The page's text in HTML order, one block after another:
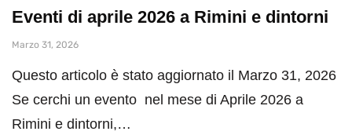
Eventi di aprile 2026 a Rimini e dintorni
Marzo 31, 2026
Questo articolo è stato aggiornato il Marzo 31, 2026
Se cerchi un evento nel mese di Aprile 2026 a
Rimini e dintorni,…